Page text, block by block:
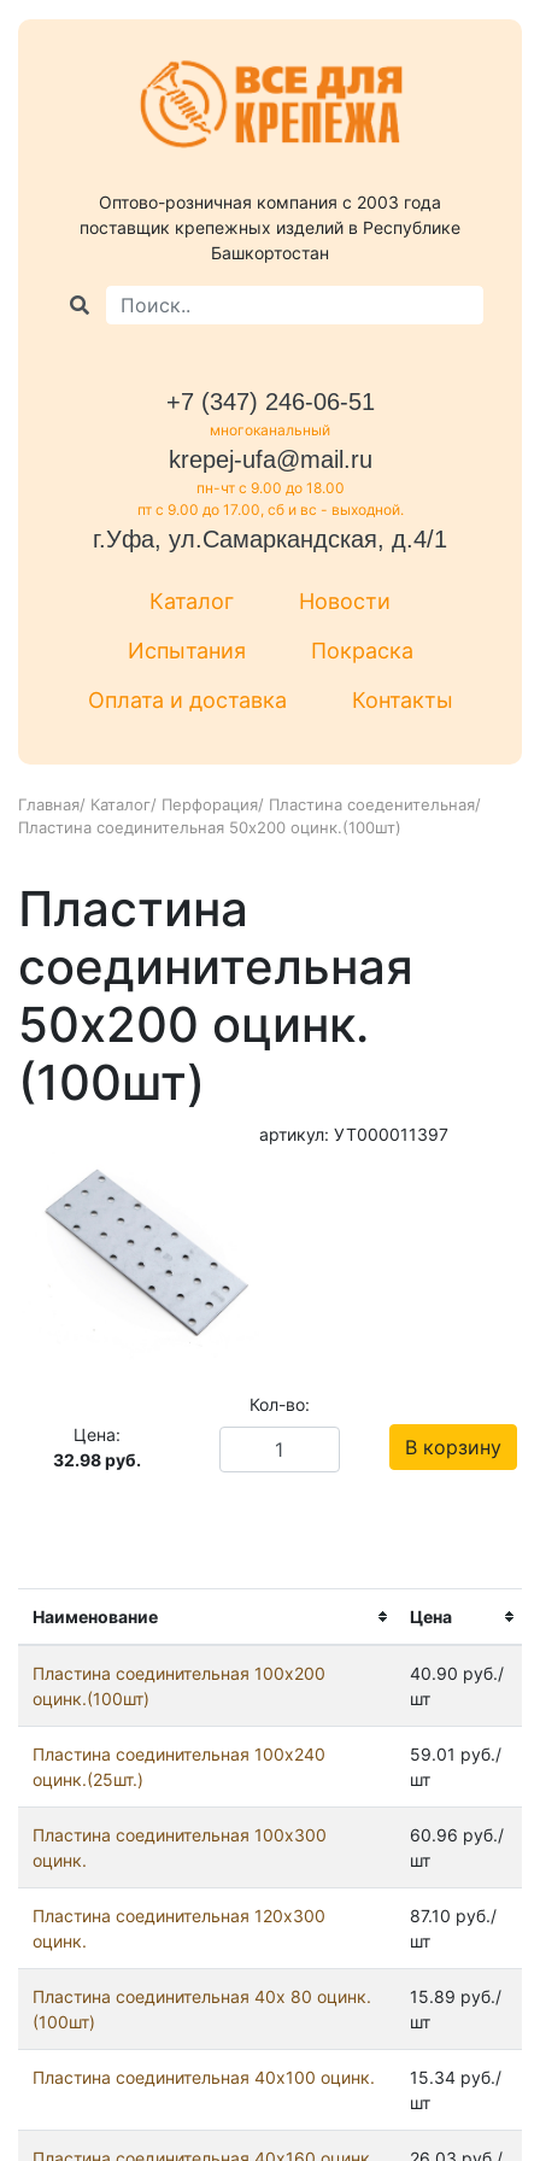
Оптово-розничная компания c 2003 года
поставщик крепежных изделий в Республике
Башкортостан
+7 (347) 246-06-51
многоканальный
krepej-ufa@mail.ru
пн-чт с 9.00 до 18.00
пт с 9.00 до 17.00, сб и вс - выходной.
г.Уфа, ул.Самаркандская, д.4/1
Каталог
Новости
Испытания
Покраска
Оплата и доставка
Контакты
Главная/ Каталог/ Перфорация/ Пластина соеденительная/
Пластина соединительная 50х200 оцинк.(100шт)
Наименование Цена
Пластина соединительная 100х200
оцинк.(100шт)
40.90 руб./
шт
Пластина соединительная 100х240
оцинк.(25шт.)
59.01 руб./
шт
Пластина соединительная 100х300
оцинк.
60.96 руб./
шт
Пластина соединительная 120х300
оцинк.
87.10 руб./
шт
Пластина соединительная 40х 80 оцинк.
(100шт)
15.89 руб./
шт
Пластина соединительная 40х100 оцинк.
15.34 руб./
шт
Пластина
соединительная
50х200 оцинк.
(100шт)
артикул: УТ000011397
Цена:
32.98 руб.
Кол-во:
В корзину